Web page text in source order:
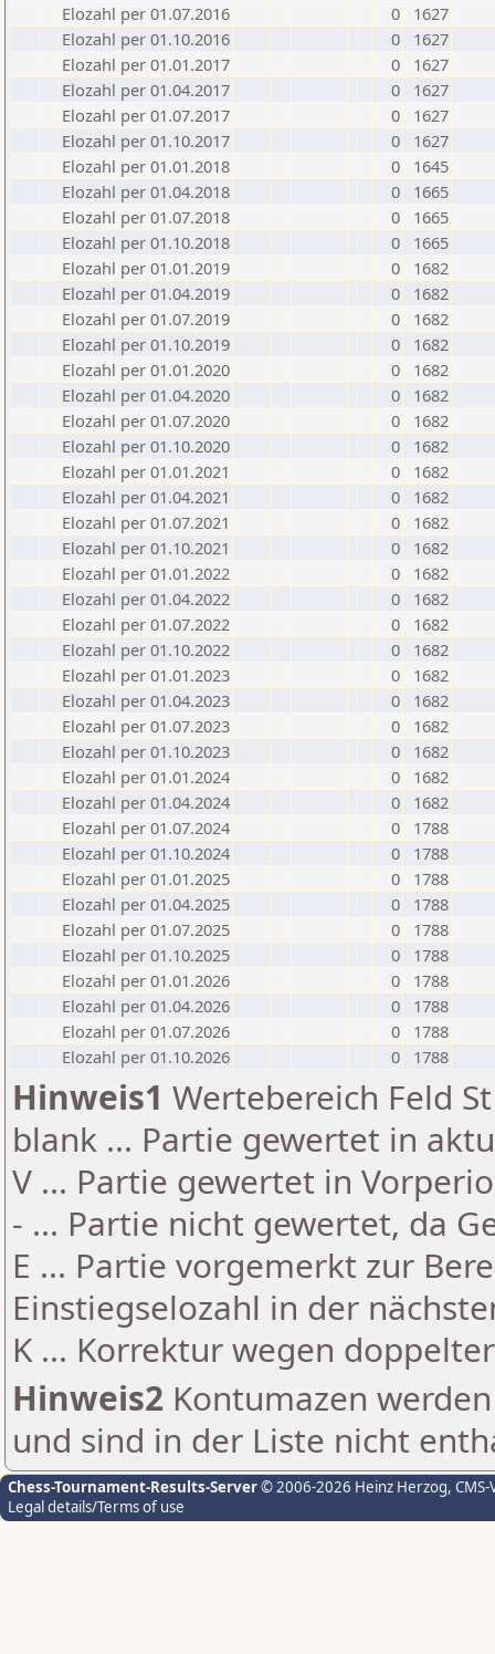
Elozahl per 01.07.2016
0
1627
Elozahl per 01.10.2016
0
1627
Elozahl per 01.01.2017
0
1627
Elozahl per 01.04.2017
0
1627
Elozahl per 01.07.2017
0
1627
Elozahl per 01.10.2017
0
1627
Elozahl per 01.01.2018
0
1645
Elozahl per 01.04.2018
0
1665
Elozahl per 01.07.2018
0
1665
Elozahl per 01.10.2018
0
1665
Elozahl per 01.01.2019
0
1682
Elozahl per 01.04.2019
0
1682
Elozahl per 01.07.2019
0
1682
Elozahl per 01.10.2019
0
1682
Elozahl per 01.01.2020
0
1682
Elozahl per 01.04.2020
0
1682
Elozahl per 01.07.2020
0
1682
Elozahl per 01.10.2020
0
1682
Elozahl per 01.01.2021
0
1682
Elozahl per 01.04.2021
0
1682
Elozahl per 01.07.2021
0
1682
Elozahl per 01.10.2021
0
1682
Elozahl per 01.01.2022
0
1682
Elozahl per 01.04.2022
0
1682
Elozahl per 01.07.2022
0
1682
Elozahl per 01.10.2022
0
1682
Elozahl per 01.01.2023
0
1682
Elozahl per 01.04.2023
0
1682
Elozahl per 01.07.2023
0
1682
Elozahl per 01.10.2023
0
1682
Elozahl per 01.01.2024
0
1682
Elozahl per 01.04.2024
0
1682
Elozahl per 01.07.2024
0
1788
Elozahl per 01.10.2024
0
1788
Elozahl per 01.01.2025
0
1788
Elozahl per 01.04.2025
0
1788
Elozahl per 01.07.2025
0
1788
Elozahl per 01.10.2025
0
1788
Elozahl per 01.01.2026
0
1788
Elozahl per 01.04.2026
0
1788
Elozahl per 01.07.2026
0
1788
Elozahl per 01.10.2026
0 1788
Hinweis1 Wertebereich Feld
blank ... Partie gewertet in
V ... Partie gewertet in
- ... Partie nicht gewertet, da
E ... Partie vorgemerkt zur
Einstiegselozahl in der
K ... Korrektur wegen
Hinweis2 Kontumazen
und sind in der Liste nicht
Chess-Tournament-Results-Server© 2006-2026 Heinz Herzog,
Legal details/Terms of use